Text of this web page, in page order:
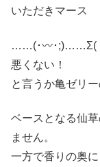
いただきマース
……(･〰･;)……Σ(
悪くない！
と言うか亀ゼリ
ベースとなる仙
ません。
一方で香りの奥